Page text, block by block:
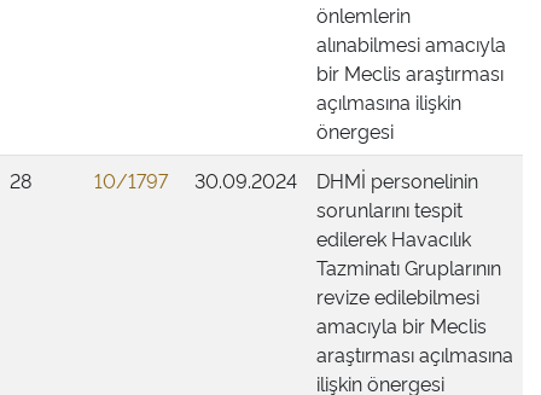
önlemlerin
alınabilmesi amacıyla
bir Meclis araştırması
açılmasına ilişkin
önergesi
28
10/1797 30.09.2024
DHMİ personelinin
sorunlarını tespit
edilerek Havacılık
Tazminatı Gruplarının
revize edilebilmesi
amacıyla bir Meclis
araştırması açılmasına
ilişkin önergesi